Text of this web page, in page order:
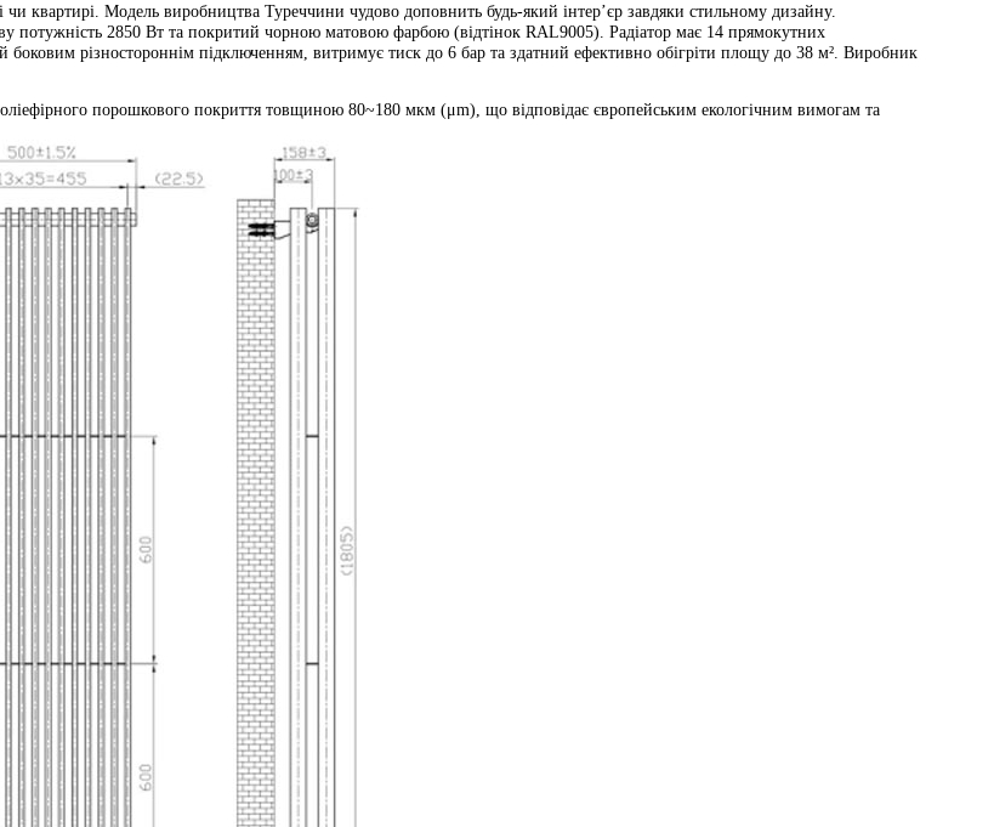
квартирі. Модель виробництва Туреччини чудово доповнить будь-який інтер’єр завдяки стильному дизайну.
потужність 2850 Вт та покритий чорною матовою фарбою (відтінок RAL9005). Радіатор має 14 прямокутних
боковим різностороннім підключенням, витримує тиск до 6 бар та здатний ефективно обігріти площу до 38 м². Виробник
порошкового покриття товщиною 80~180 мкм (μm), що відповідає європейським екологічним вимогам та